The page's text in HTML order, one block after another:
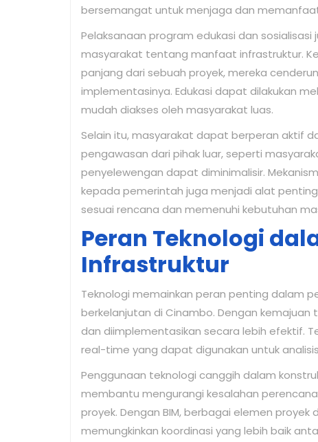
bersemangat untuk menjaga dan
Pelaksanaan program edukasi dan
masyarakat tentang manfaat infrastruktur.
panjang dari sebuah proyek, mereka
implementasinya. Edukasi dapat dilakukan
mudah diakses oleh masyarakat luas.
Selain itu, masyarakat dapat berperan aktif
pengawasan dari pihak luar, seperti
penyelewengan dapat diminimalisir.
kepada pemerintah juga menjadi alat
sesuai rencana dan memenuhi kebutuhan
Peran Teknologi
Infrastruktur
Teknologi memainkan peran penting dalam
berkelanjutan di Cinambo. Dengan
dan diimplementasikan secara lebih efektif.
real-time yang dapat digunakan untuk
Penggunaan teknologi canggih dalam
membantu mengurangi kesalahan
proyek. Dengan BIM, berbagai elemen
memungkinkan koordinasi yang lebih baik